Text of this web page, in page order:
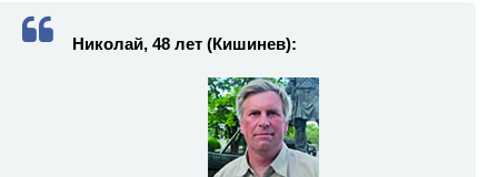
Николай, 48 лет (Кишинев):